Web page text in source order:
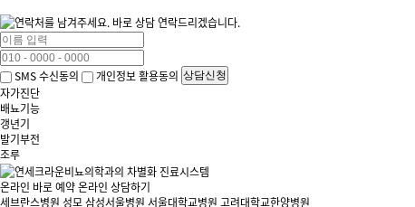
SMS 수신동의 개인정보 활용동의 상담신청
자가진단
배뇨기능
갱년기
발기부전
조루
온라인 바로 예약온라인 상담하기
세브란스병원 성모삼성서울병원 서울대학교병원 고려대학교한양병원